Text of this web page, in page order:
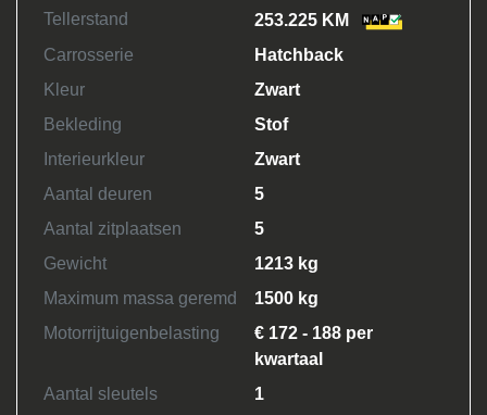
Tellerstand
253.225 KM
Carrosserie
Hatchback
Kleur
Zwart
Bekleding
Stof
Interieurkleur
Zwart
Aantal deuren
5
Aantal zitplaatsen
5
Gewicht
1213 kg
Maximum massa geremd
1500 kg
Motorrijtuigenbelasting
€ 172 - 188 per
kwartaal
Aantal sleutels
1